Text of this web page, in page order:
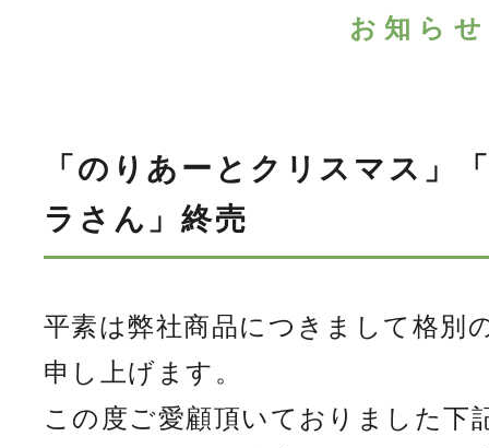
お知らせ
「のりあーとクリスマス」
ラさん」終売
平素は弊社商品につきまして格別
申し上げます。
この度ご愛顧頂いておりました下